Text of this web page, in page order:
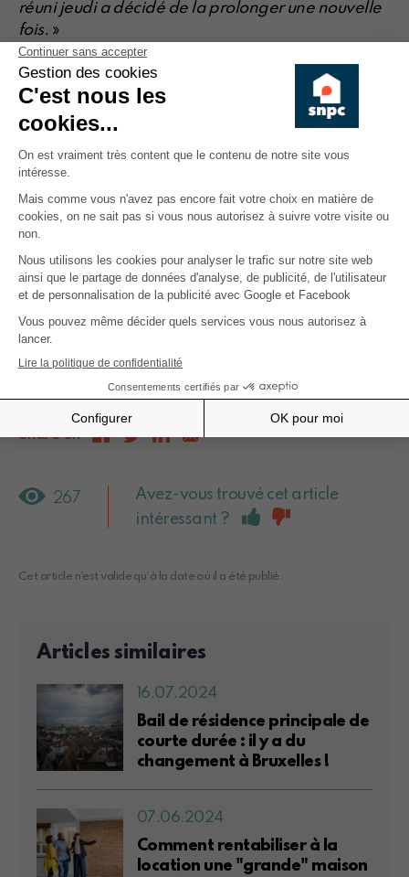
réuni jeudi a décidé de la prolonger une nouvelle
fois. »
Le SNPC ne peut que regretter à nouveau que Defi
et l'Open VLD même s'il nous est revenu que tant
au Gouvernement qu'au Parlement bruxellois, ils
avaient réagi contre aient laissé faire. Nos
membres comprendront qu'avec en outre le Plan
d'urgence Logement de la Région de Bruxelles-
Capitale et la Commission paritaire locative (voir
CRI de mars et avril 2021), le SNPC s'étonne des
propriétaires de biens à Bruxelles. On voudrait les
faire fuir ou ne plus les attirer que le
s'y prendre. Une politique du logement se construit
et se met en place AVEC les propriétaires et non
Share on
267
Avez-vous trouvé cet article
intéressant ?
Cet article n'est valide qu'à la date où il a été publié.
Articles similaires
16.07.2024
Bail de résidence principale de
courte durée : il y a du
changement à Bruxelles !
07.06.2024
Comment rentabiliser à la
location une "grande" maison